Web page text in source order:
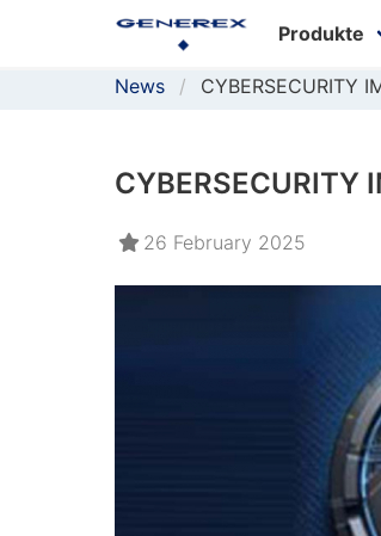
Produkte
News CYBERSECURITY
CYBERSECURITY
26 February 2025